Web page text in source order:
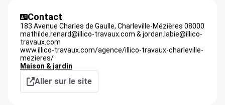
Contact
183 Avenue Charles de Gaulle, Charleville-Mézières 08000
mathilde.renard@illico-travaux.com & jordan.labie@illico-
travaux.com
www.illico-travaux.com/agence/illico-travaux-charleville-
mezieres/
Maison & jardin
Aller sur le site